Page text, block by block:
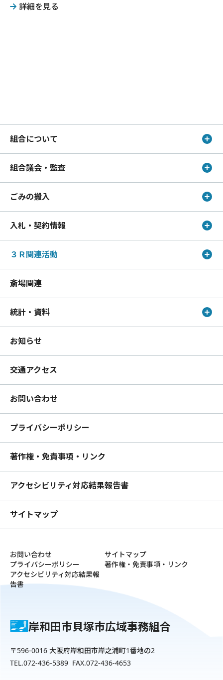
詳細を見る
組合について
組合議会・監査
ごみの搬入
入札・契約情報
３Ｒ関連活動
斎場関連
統計・資料
お知らせ
交通アクセス
お問い合わせ
プライバシーポリシー
著作権・免責事項・リンク
アクセシビリティ対応結果報告書
サイトマップ
お問い合わせ
サイトマップ
プライバシーポリシー
著作権・免責事項・リンク
アクセシビリティ対応結果報
告書
岸和田市貝塚市広域事務組合
〒596-0016 大阪府岸和田市岸之浦町1番地の2
TEL.072-436-5389 FAX.072-436-4653